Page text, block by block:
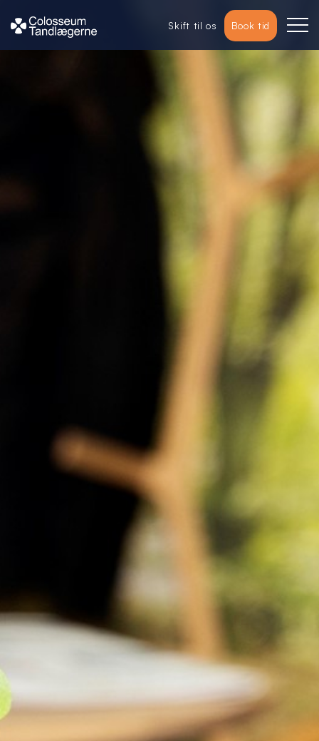
Skift til os Book tid